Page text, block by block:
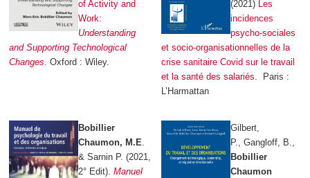
of Activity and
Work:
Understanding
and Supporting Technological
Changes. Oxford : Wiley.
(2021) Les
incidences
psycho-sociales
et socio-organisationnelles de la
crise sanitaire Covid sur le travail
et la santé des salariés. Paris :
L’Harmattan
Bobillier
Chaumon, M.E.
& Sarnin P. (2021,
2° Edit). Manuel
Gilbert,
P., Gangloff, B.,
Bobillier
Chaumon